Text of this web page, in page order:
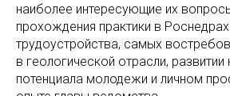
наиболее интересующие их
прохождения практики в
трудоустройства, самых
в геологической отрасли, развитии
потенциала молодежи и личном